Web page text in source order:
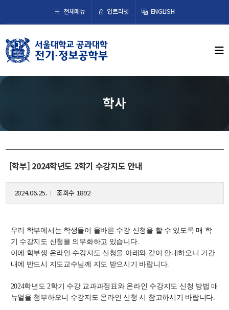
전체메뉴 인트라넷 ENGLISH ×
학부뉴스
뉴스
오시는 길
교수
전임교수
객원교수
역대학부장
연구실/연구소
학사
[학부] 2024학년도 2학기 수강지도 안내
2024.06.25. 조회수 1892
우리 학부에서는 학생들이 올바른 수강 신청을 할 수 있도록 매 학
기 수강지도 신청을 의무화하고 있습니다.
이에 학부생 온라인 수강지도 신청을 아래와 같이 안내하오니 기간
내에 반드시 지도교수님께 지도 받으시기 바랍니다.
2024학년도 2학기 수강 교과과정표와 온라인 수강지도 신청 방법 매
뉴얼을 첨부하오니 수강지도 온라인 신청 시 참고하시기 바랍니다.